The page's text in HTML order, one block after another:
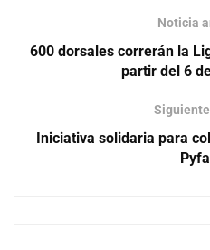
Noticia
600 dorsales correrán la
partir del 6
Iniciativa solidaria para